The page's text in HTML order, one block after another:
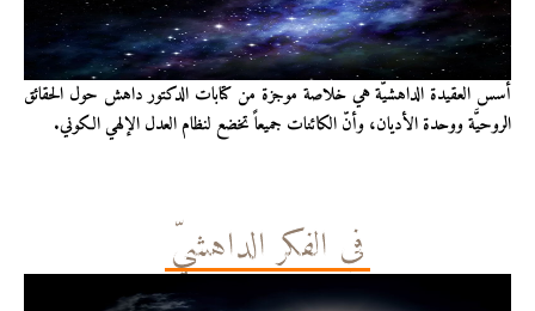
أُسس العقيدة الداهشيّة هي خلاصة موجزة من كتابات الدكتور داهش حول الحقائق
الروحيَّة ووحدة الأديان، وأنّ الكائنات جميعاً تخضع لنظام العدل الإلهي الكوني.
في الفكر الداهشيّ